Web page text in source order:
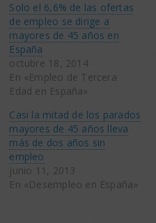
una
ventana
nueva)
una
ventana
nueva)
Solo el 6,6% de las ofertas
de empleo se dirige a
mayores de 45 años en
España
octubre 18, 2014
En «Empleo de Tercera
Edad en España»
Casi la mitad de los parados
mayores de 45 años lleva
más de dos años sin
empleo
junio 11, 2013
En «Desempleo en España»